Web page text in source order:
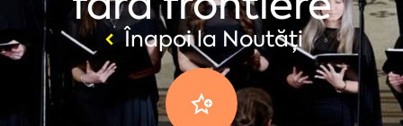
Înapoi la Noutăți